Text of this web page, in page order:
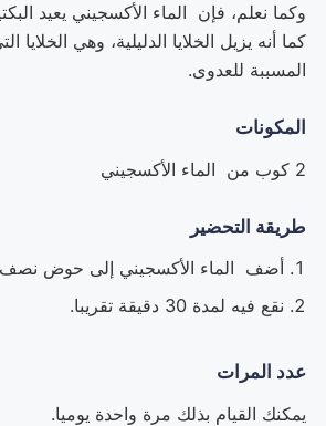
وكما نعلم، فإن الماء الأكسجيني يعيد
كما أنه يزيل الخلايا الدليلية، وهي الخلايا
المسببة للعدوى.
المكونات
2 كوب من الماء الأكسجيني
طريقة التحضير
أضف الماء الأكسجيني إلى حوض نصف
نقع فيه لمدة 30 دقيقة تقريبا.
عدد المرات
يمكنك القيام بذلك مرة واحدة يوميا.